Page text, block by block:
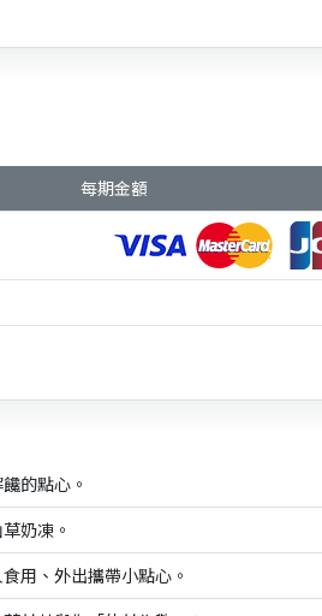
每期金額
的點心。
奶凍。
用、外出攜帶小點心。